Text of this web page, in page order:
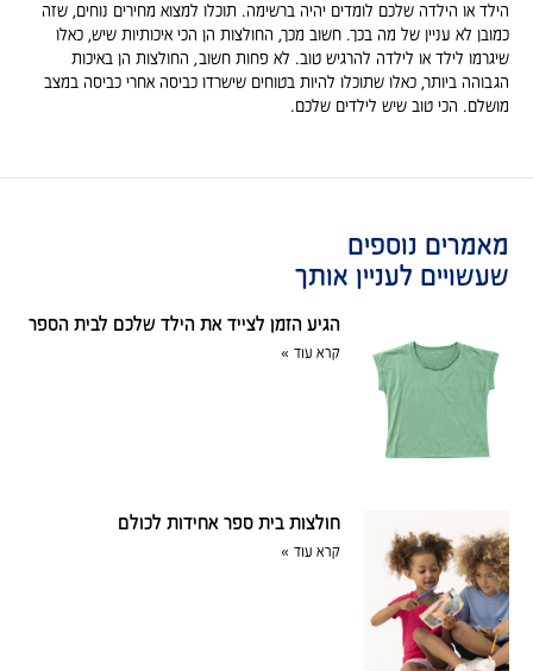
הילד או הילדה שלכם לומדים יהיה ברשימה. תוכלו למצוא מחירים נוחים, שזה
כמובן לא עניין של מה בכך. חשוב מכך, החולצות הן הכי איכותיות שיש, כאלו
שיגרמו לילד או לילדה להרגיש טוב. לא פחות חשוב, החולצות הן באיכות
הגבוהה ביותר, כאלו שתוכלו להיות בטוחים שישרדו כביסה אחרי כביסה במצב
מושלם. הכי טוב שיש לילדים שלכם.
מאמרים נוספים
שעשויים לעניין אותך
הגיע הזמן לצייד את הילד שלכם לבית הספר
קרא עוד »
חולצות בית ספר אחידות לכולם
קרא עוד »